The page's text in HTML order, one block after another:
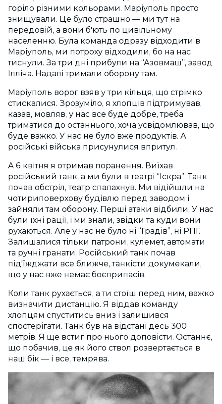
горіло різними кольорами. Маріуполь просто
знищували. Це було страшно — ми тут на
передовій, а вони б'ють по цивільному
населенню. Була команда одразу відходити в
Маріуполь, ми потроху відходили, бо на нас
тиснули. За три дні прибули на “Азовмаш”, завод
Ілліча. Надалі тримали оборону там.
Маріуполь ворог взяв у три кільця, що стрімко
стискалися. Зрозуміло, я хлопців підтримував,
казав, мовляв, у нас все буде добре, треба
триматися до останнього, хоча усвідомлював, що
буде важко. У нас не було вже продуктів. А
російські війська присунулися впритул.
А 6 квітня я отримав поранення. Виїхав
російський танк, а ми були в театрі “Іскра”. Танк
почав обстріл, театр спалахнув. Ми відійшли на
чотириповерхову будівлю перед заводом і
зайняли там оборону. Перші атаки відбили. У нас
були їхні рації, і ми знали, звідки та куди вони
рухаються. Але у нас не було ні “Градів”, ні РПГ.
Залишалися тільки патрони, кулемет, автомати
та ручні гранати. Російський танк почав
під'їжджати все ближче, танкісти докумекали,
що у нас вже немає боєприпасів.
Коли танк рухається, а ти стоїш перед ним, важко
визначити дистанцію. Я віддав команду
хлопцям спуститись вниз і залишився
спостерігати. Танк був на відстані десь 300
метрів. Я ще встиг про нього доповісти. Останнє,
що побачив, це як його ствол розвертається в
наш бік — і все, темрява.